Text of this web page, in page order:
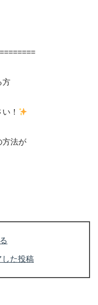
方
！
方法が
した投稿